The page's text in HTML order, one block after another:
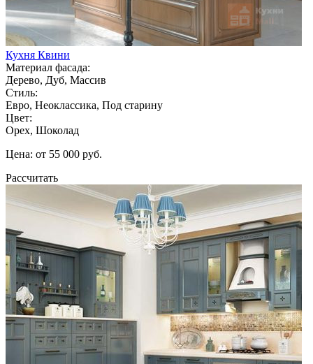
Кухня Квини
Материал фасада:
Дерево, Дуб, Массив
Стиль:
Евро, Неоклассика, Под старину
Цвет:
Орех, Шоколад
Цена: от 55 000 руб.
Рассчитать